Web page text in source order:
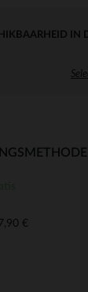
IN
€